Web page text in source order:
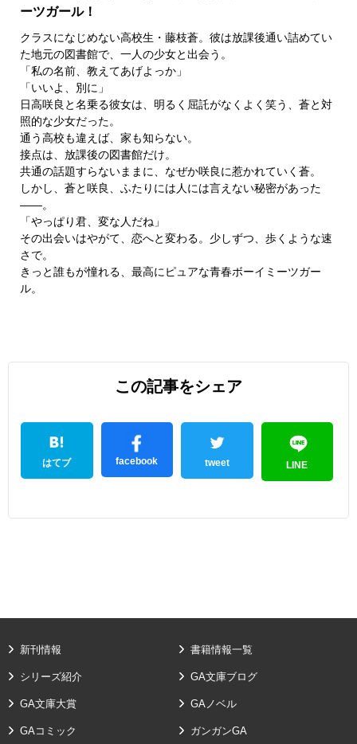
ーツガール！
クラスになじめない高校生・藤枝蒼。彼は放課後通い詰めてい
た地元の図書館で、一人の少女と出会う。
「私の名前、教えてあげよっか」
「いいよ、別に」
日高咲良と名乗る彼女は、明るく屈託がなくよく笑う、蒼と対
照的な少女だった。
通う高校も違えば、家も知らない。
接点は、放課後の図書館だけ。
共通の話題すらないままに、なぜか咲良に惹かれていく蒼。
しかし、蒼と咲良、ふたりには人には言えない秘密があった
――。
「やっぱり君、変な人だね」
その出会いはやがて、恋へと変わる。少しずつ、歩くような速
さで。
きっと誰もが憧れる、最高にピュアな青春ボーイミーツガー
ル。
この記事をシェア
はてブ facebook tweet LINE
新刊情報 書籍情報一覧
シリーズ紹介 GA文庫ブログ
GA文庫大賞 GAノベル
GAコミック ガンガンGA